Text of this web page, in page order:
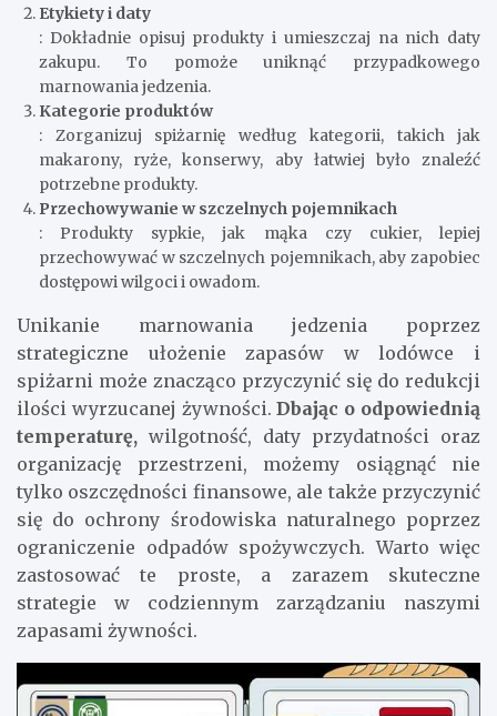
Etykiety i daty
: Dokładnie opisuj produkty i umieszczaj na nich daty
zakupu. To pomoże uniknąć przypadkowego
marnowania jedzenia.
Kategorie produktów
: Zorganizuj spiżarnię według kategorii, takich jak
makarony, ryże, konserwy, aby łatwiej było znaleźć
potrzebne produkty.
Przechowywanie w szczelnych pojemnikach
: Produkty sypkie, jak mąka czy cukier, lepiej
przechowywać w szczelnych pojemnikach, aby zapobiec
dostępowi wilgoci i owadom.
Unikanie marnowania jedzenia poprzez
strategiczne ułożenie zapasów w lodówce i
spiżarni może znacząco przyczynić się do redukcji
ilości wyrzucanej żywności. Dbając o odpowiednią
temperaturę, wilgotność, daty przydatności oraz
organizację przestrzeni, możemy osiągnąć nie
tylko oszczędności finansowe, ale także przyczynić
się do ochrony środowiska naturalnego poprzez
ograniczenie odpadów spożywczych. Warto więc
zastosować te proste, a zarazem skuteczne
strategie w codziennym zarządzaniu naszymi
zapasami żywności.